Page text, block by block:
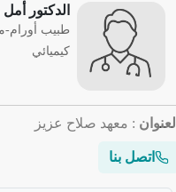
الدكتور
طبيب أورام-
كيميائي
العنوان : معهد صلاح عزيز
اتصل بنا